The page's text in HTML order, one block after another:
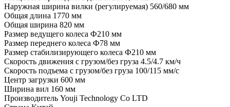
Наружная ширина вилки (регулируемая) 560/680 мм
Общая длина 1770 мм
Общая ширина 820 мм
Размер ведущего колеса Ф210 мм
Размер переднего колеса Ф78 мм
Размер стабилизирующего колеса Ф210 мм
Скорость движения с грузом/без груза 4.5/4.7 км/ч
Скорость подъема с грузом/без груза 100/115 мм/с
Центр загрузки 600 мм
Ширина вил 160 мм
Производитель Youji Technology Co LTD